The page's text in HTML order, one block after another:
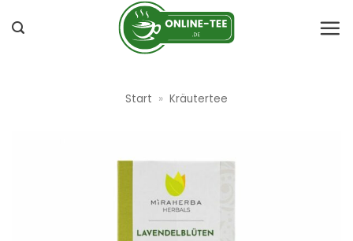
Inhalt
Start » Kräutertee